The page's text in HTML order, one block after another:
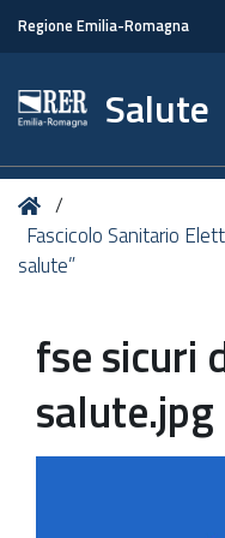
Regione Emilia-Romagna
Salute
Tu
sei
qui:
Home
Fascicolo Sanitario
salute”
fse sicuri
salute.jpg